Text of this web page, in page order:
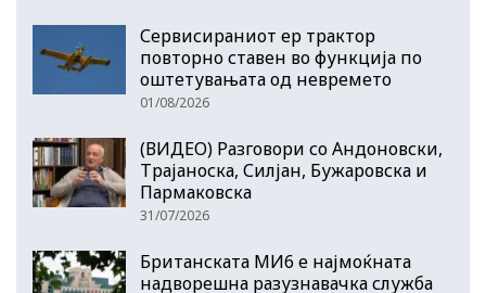
Сервисираниот ер трактор
повторно ставен во функција по
оштетувањата од невремето
01/08/2026
(ВИДЕО) Разговори со Андоновски,
Трајаноска, Силјан, Бужаровска и
Пармаковска
31/07/2026
Британската МИ6 е најмоќната
надворешна разузнавачка служба